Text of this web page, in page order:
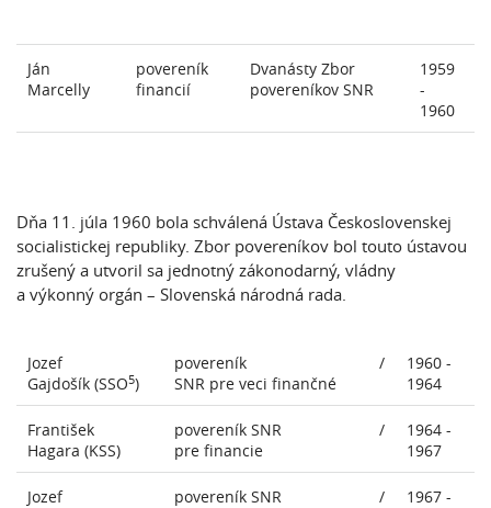
Ján
Marcelly
povereník
financií
Dvanásty Zbor
povereníkov SNR
1959
-
1960
Dňa 11. júla 1960 bola schválená Ústava Československej
socialistickej republiky. Zbor povereníkov bol touto ústavou
zrušený a utvoril sa jednotný zákonodarný, vládny
a výkonný orgán – Slovenská národná rada.
Jozef
Gajdošík (SSO5)
povereník
SNR pre veci finančné
/
1960 -
1964
František
Hagara (KSS)
povereník SNR
pre financie
/
1964 -
1967
Jozef
povereník SNR
/
1967 -